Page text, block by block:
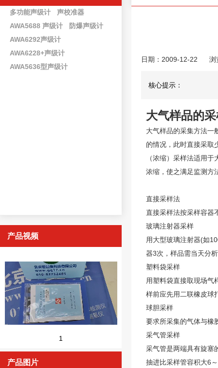
多功能声级计
声校准器
AWA5688 声级计
防爆声级计
AWA6292声级计
AWA6228+声级计
AWA5636型声级计
产品视频
1
产品图片
日期：2009-12-22 浏
核心提示：
大气样品的
大气样品的采集方法一
的情况，此时直接采取
（浓缩）采样法适用
浓缩，使之满足监测方
直接采样法
直接采样法按采样容器
玻璃注射器采样
用大型玻璃注射器(如
器3次，样品需当天分
塑料袋采样
用塑料袋直接取现场气
样前应先用二联橡皮球
球胆采样
要求所采集的气体与橡
采气管采样
采气管是两端具有旋塞
抽进比采样管容积大6